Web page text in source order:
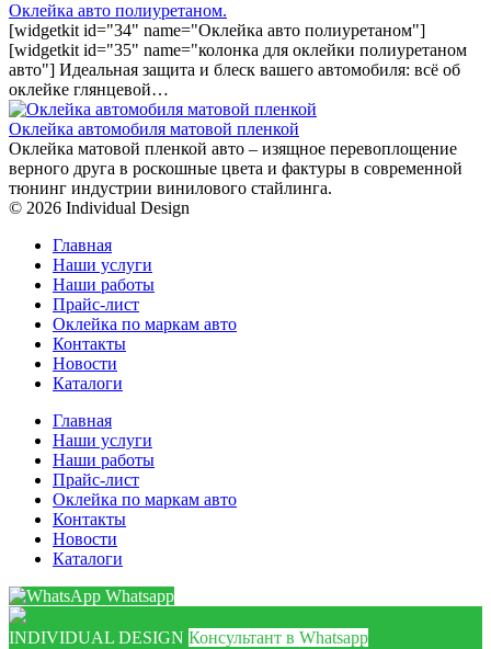
Оклейка авто полиуретаном.
[widgetkit id="34" name="Оклейка авто полиуретаном"]
[widgetkit id="35" name="колонка для оклейки полиуретаном
авто"] Идеальная защита и блеск вашего автомобиля: всё об
оклейке глянцевой…
Оклейка автомобиля матовой пленкой
Оклейка матовой пленкой авто – изящное перевоплощение
верного друга в роскошные цвета и фактуры в современной
тюнинг индустрии винилового стайлинга.
© 2026 Individual Design
Главная
Наши услуги
Наши работы
Прайс-лист
Оклейка по маркам авто
Контакты
Новости
Каталоги
Главная
Наши услуги
Наши работы
Прайс-лист
Оклейка по маркам авто
Контакты
Новости
Каталоги
Whatsapp
INDIVIDUAL DESIGN Консультант в Whatsapp